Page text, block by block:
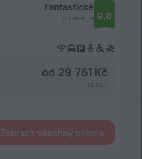
Fantastické
4 recenze 9,0
od 29 761 Kč
Zobrazit všechny pokoje